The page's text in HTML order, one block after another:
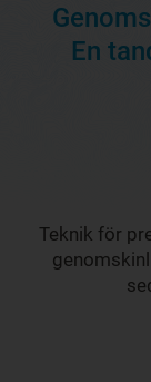
En
Teknik för